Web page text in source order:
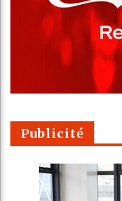
Publicité